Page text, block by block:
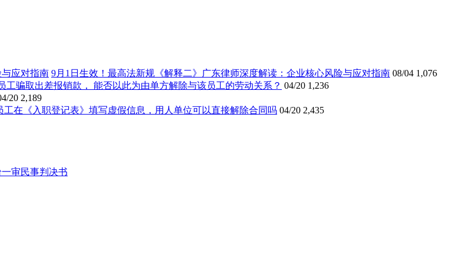
9月1日生效！最高法新规《解释二》广东律师深度解读：企业核心风险与应对指南 08/04 1,076
工骗取出差报销款， 能否以此为由单方解除与该员工的劳动关系？ 04/20 1,236
20 2,189
工在《入职登记表》填写虚假信息，用人单位可以直接解除合同吗 04/20 2,435
审民事判决书